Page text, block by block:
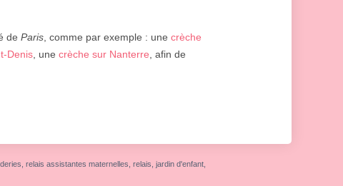
de Paris, comme par exemple : une crèche
Denis, une crèche sur Nanterre, afin de
relais assistantes maternelles, relais, jardin d'enfant,